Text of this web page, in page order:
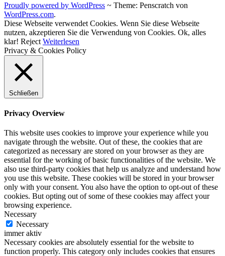
Proudly powered by WordPress ~ Theme: Penscratch von
WordPress.com.
Diese Webseite verwendet Cookies. Wenn Sie diese Webseite
nutzen, akzeptieren Sie die Verwendung von Cookies. Ok, alles
klar! Reject Weiterlesen
Privacy & Cookies Policy
Schließen
Privacy Overview
This website uses cookies to improve your experience while you
navigate through the website. Out of these, the cookies that are
categorized as necessary are stored on your browser as they are
essential for the working of basic functionalities of the website. We
also use third-party cookies that help us analyze and understand how
you use this website. These cookies will be stored in your browser
only with your consent. You also have the option to opt-out of these
cookies. But opting out of some of these cookies may affect your
browsing experience.
Necessary
Necessary
immer aktiv
Necessary cookies are absolutely essential for the website to
function properly. This category only includes cookies that ensures